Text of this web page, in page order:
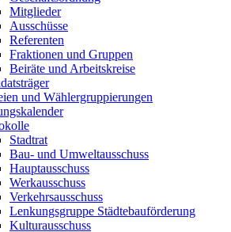
Mitglieder
Ausschüsse
Referenten
Fraktionen und Gruppen
Beiräte und Arbeitskreise
und Wählergruppierungen
Stadtrat
Bau- und Umweltausschuss
Hauptausschuss
Werkausschuss
Verkehrsausschuss
Lenkungsgruppe Städtebauförderung
Kulturausschuss